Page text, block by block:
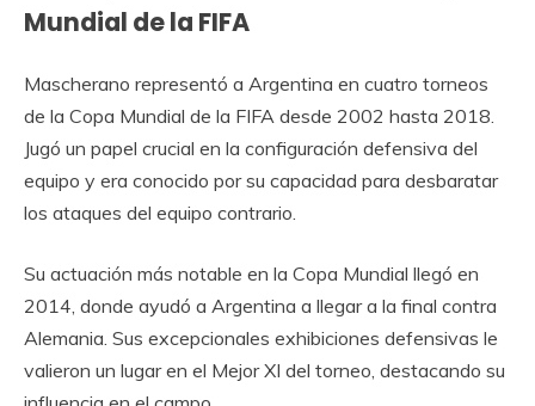
Mundial de la FIFA
Mascherano representó a Argentina en cuatro torneos
de la Copa Mundial de la FIFA desde 2002 hasta 2018.
Jugó un papel crucial en la configuración defensiva del
equipo y era conocido por su capacidad para desbaratar
los ataques del equipo contrario.
Su actuación más notable en la Copa Mundial llegó en
2014, donde ayudó a Argentina a llegar a la final contra
Alemania. Sus excepcionales exhibiciones defensivas le
valieron un lugar en el Mejor XI del torneo, destacando su